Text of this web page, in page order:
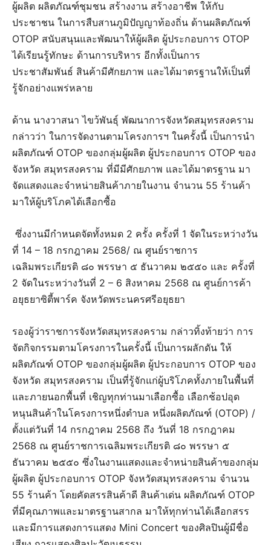
ผู้ผลิต ผลิตภัณฑ์ชุมชน สร้างงาน สร้างอาชีพ ให้กับ
ประชาชน ในการสืบสานภูมิปัญญาท้องถิ่น ด้านผลิตภัณฑ์
OTOP สนับสนุนและพัฒนาให้ผู้ผลิต ผู้ประกอบการ OTOP
ได้เรียนรู้ทักษะ ด้านการบริหาร อีกทั้งเป็นการ
ประชาสัมพันธ์ สินค้ามีศักยภาพ และได้มาตรฐานให้เป็นที่
รู้จักอย่างแพร่หลาย
ด้าน นางวาสนา ไขว้พันธุ์ พัฒนาการจังหวัดสมุทรสงคราม
กล่าวว่า ในการจัดงานตามโครงการฯ ในครั้งนี้ เป็นการนำ
ผลิตภัณฑ์ OTOP ของกลุ่มผู้ผลิต ผู้ประกอบการ OTOP ของ
จังหวัด สมุทรสงคราม ที่มีมีศักยภาพ และได้มาตรฐาน มา
จัดแสดงและจำหน่ายสินค้าภายในงาน จำนวน 55 ร้านค้า
มาให้ผู้บริโภคได้เลือกซื้อ
ซึ่งงานมีกำหนดจัดทั้งหมด 2 ครั้ง ครั้งที่ 1 จัดในระหว่างวัน
ที่ 14 – 18 กรกฎาคม 2568/ ณ ศูนย์ราชการ
เฉลิมพระเกียรติ ๘๐ พรรษา ๕ ธันวาคม ๒๕๕๐ และ ครั้งที่
2 จัดในระหว่างวันที่ 2 – 6 สิงหาคม 2568 ณ ศูนย์การค้า
อยุธยาซิตี้พาร์ค จังหวัดพระนครศรีอยุธยา
รองผู้ว่าราชการจังหวัดสมุทรสงคราม กล่าวทิ้งท้ายว่า การ
จัดกิจกรรมตามโครงการในครั้งนี้ เป็นการผลักดัน ให้
ผลิตภัณฑ์ OTOP ของกลุ่มผู้ผลิต ผู้ประกอบการ OTOP ของ
จังหวัด สมุทรสงคราม เป็นที่รู้จักแก่ผู้บริโภคทั้งภายในพื้นที่
และภายนอกพื้นที่ เชิญทุกท่านมาเลือกซื้อ เลือกช้อปอุด
หนุนสินค้าในโครงการหนึ่งตำบล หนึ่งผลิตภัณฑ์ (OTOP) /
ตั้งแต่วันที่ 14 กรกฎาคม 2568 ถึง วันที่ 18 กรกฎาคม
2568 ณ ศูนย์ราชการเฉลิมพระเกียรติ ๘๐ พรรษา ๕
ธันวาคม ๒๕๕๐ ซึ่งในงานแสดงและจำหน่ายสินค้าของกลุ่ม
ผู้ผลิต ผู้ประกอบการ OTOP จังหวัดสมุทรสงคราม จำนวน
55 ร้านค้า โดยคัดสรรสินค้าดี สินค้าเด่น ผลิตภัณฑ์ OTOP
ที่มีคุณภาพและมาตรฐานสากล มาให้ทุกท่านได้เลือกสรร
และมีการแสดงการแสดง Mini Concert ของศิลปินผู้มีชื่อ